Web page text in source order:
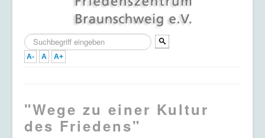
Suchen
...
A- A A+
Termine
Mitmachen & Unterstützen
"Wege zu einer Kultur
des Friedens"